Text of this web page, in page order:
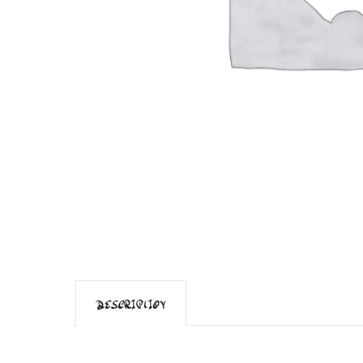
DESCRIPTION